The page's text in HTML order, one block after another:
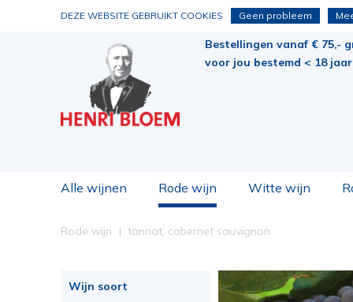
DEZE WEBSITE GEBRUIKT COOKIES Geen probleem
Bestellingen vanaf € 75,-
voor jou bestemd < 18
Alle wijnen Rode wijn Witte wijn
Rode wijn tannat, cabernet sauvignon
Wijn soort